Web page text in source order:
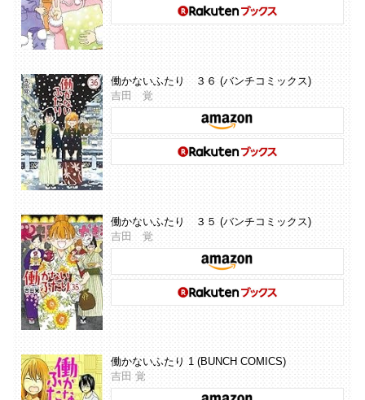
働かないふたり ３６ (バンチコミックス)
吉田 覚
働かないふたり ３５ (バンチコミックス)
吉田 覚
働かないふたり 1 (BUNCH COMICS)
吉田 覚